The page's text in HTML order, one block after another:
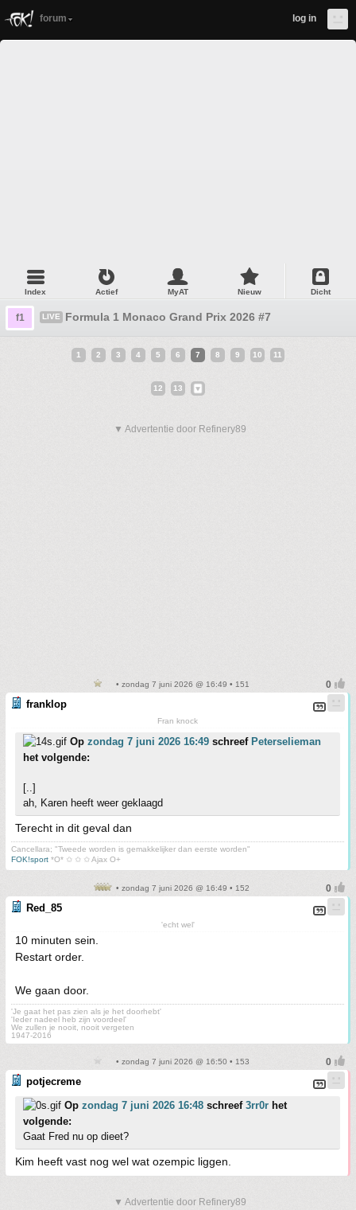
forum log in
Index Actief MyAT Nieuw Dicht
f1 LIVE Formula 1 Monaco Grand Prix 2026 #7
1 2 3 4 5 6 7 8 9 10 11
12 13
▼ Advertentie door Refinery89
• zondag 7 juni 2026 @ 16:49 • 151
franklop
Fran knock
Op zondag 7 juni 2026 16:49 schreef Peterselieman
het volgende:
[..]
ah, Karen heeft weer geklaagd
Terecht in dit geval dan
Cancellara; "Tweede worden is gemakkelijker dan eerste worden"
FOK!sport *O* ✩ ✩ ✩ Ajax O+
• zondag 7 juni 2026 @ 16:49 • 152
Red_85
'echt wel'
10 minuten sein.
Restart order.
We gaan door.
'Je gaat het pas zien als je het doorhebt'
'Ieder nadeel heb zijn voordeel'
We zullen je nooit, nooit vergeten
1947-2016
• zondag 7 juni 2026 @ 16:50 • 153
potjecreme
Op zondag 7 juni 2026 16:48 schreef 3rr0r het
volgende:
Gaat Fred nu op dieet?
Kim heeft vast nog wel wat ozempic liggen.
▼ Advertentie door Refinery89